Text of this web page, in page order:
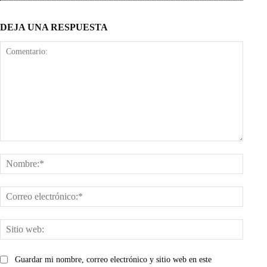
DEJA UNA RESPUESTA
web:
Guardar mi nombre, correo electrónico y sitio web en este